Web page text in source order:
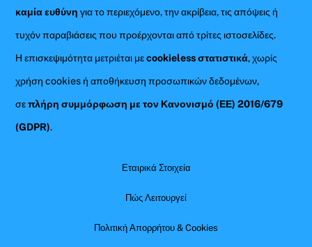
καμία ευθύνη για το περιεχόμενο, την ακρίβεια, τις απόψεις ή
τυχόν παραβιάσεις που προέρχονται από τρίτες ιστοσελίδες.
Η επισκεψιμότητα μετριέται μεcookieless στατιστικά, χωρίς
χρήση cookies ή αποθήκευση προσωπικών δεδομένων,
σεπλήρη συμμόρφωση με τον Κανονισμό (ΕΕ) 2016/679
(GDPR).
Εταιρικά Στοιχεία
Πώς Λειτουργεί
Πολιτική Απορρήτου & Cookies